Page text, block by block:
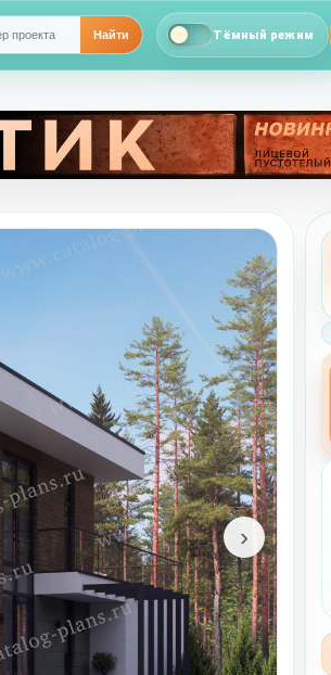
Найти Тёмный режим
›